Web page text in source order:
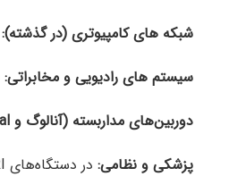
شبکه های کامپیوتری (در گذشته):
سیستم های رادیویی و مخابراتی:
دوربین‌های مداربسته (آنالوگ و HD over Coaxial):
پزشکی و نظامی: در دستگاه‌های MRI و سیستم‌های ارتباطی حساس.